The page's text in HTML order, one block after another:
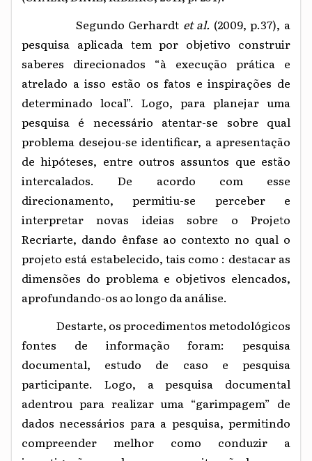
Segundo Gerhardt et al. (2009, p.37), a
pesquisa aplicada tem por objetivo construir
saberes direcionados “à execução prática e
atrelado a isso estão os fatos e inspirações de
determinado local”. Logo, para planejar uma
pesquisa é necessário atentar-se sobre qual
problema desejou-se identificar, a apresentação
de hipóteses, entre outros assuntos que estão
intercalados. De acordo com esse
direcionamento, permitiu-se perceber e
interpretar novas ideias sobre o Projeto
Recriarte, dando ênfase ao contexto no qual o
projeto está estabelecido, tais como : destacar as
dimensões do problema e objetivos elencados,
aprofundando-os ao longo da análise.
Destarte, os procedimentos metodológicos
fontes de informação foram: pesquisa
documental, estudo de caso e pesquisa
participante. Logo, a pesquisa documental
adentrou para realizar uma “garimpagem” de
dados necessários para a pesquisa, permitindo
compreender melhor como conduzir a